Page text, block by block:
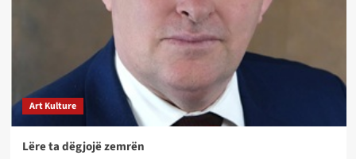
Art Kulture
Lëre ta dëgjojë zemrën